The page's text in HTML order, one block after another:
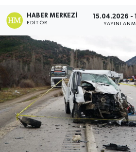
HABER MERKEZI
EDITÖR
15.04.2026 -